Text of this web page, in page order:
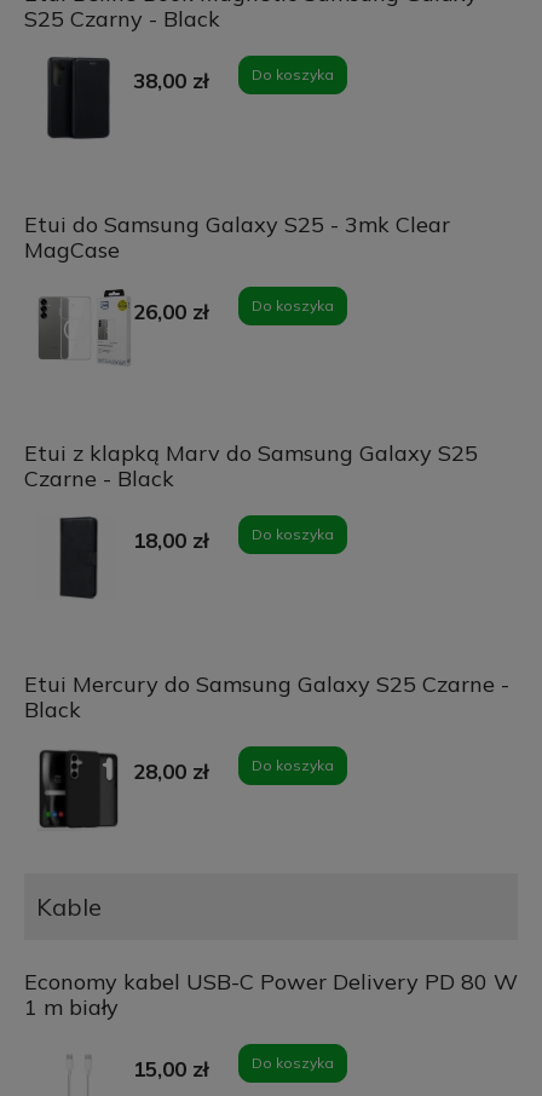
S25 Czarny - Black
38,00 zł Do koszyka
Etui do Samsung Galaxy S25 - 3mk Clear
MagCase
26,00 zł Do koszyka
Etui z klapką Marv do Samsung Galaxy S25
Czarne - Black
18,00 zł Do koszyka
Etui Mercury do Samsung Galaxy S25 Czarne -
Black
28,00 zł Do koszyka
Kable
Economy kabel USB-C Power Delivery PD 80 W
1 m biały
15,00 zł Do koszyka